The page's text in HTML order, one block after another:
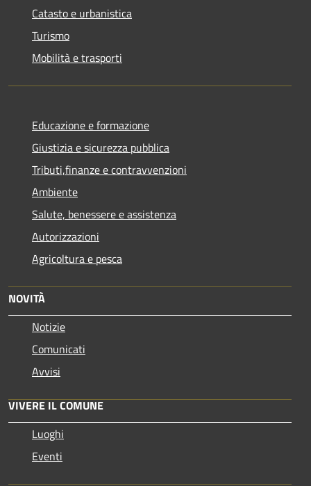
Catasto e urbanistica
Turismo
Mobilità e trasporti
Educazione e formazione
Giustizia e sicurezza pubblica
Tributi,finanze e contravvenzioni
Ambiente
Salute, benessere e assistenza
Autorizzazioni
Agricoltura e pesca
NOVITÀ
Notizie
Comunicati
Avvisi
VIVERE IL COMUNE
Luoghi
Eventi